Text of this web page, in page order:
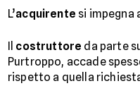
L’acquirente si impegna
Il costruttore da parte
Purtroppo, accade
rispetto a quella